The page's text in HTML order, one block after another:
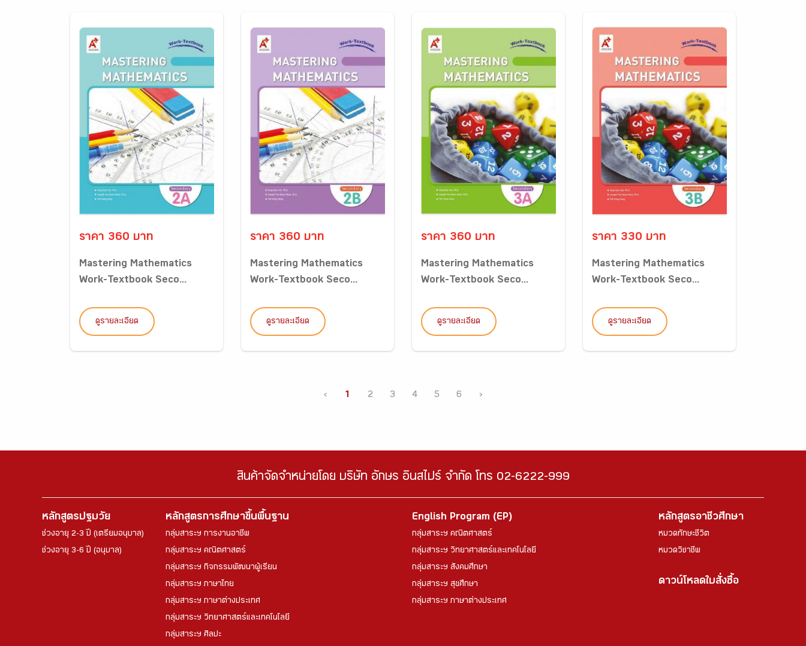
ราคา 360 บาท
Mastering Mathematics
Work-Textbook Seco...
ดูรายละเอียด
ราคา 360 บาท
Mastering Mathematics
Work-Textbook Seco...
ดูรายละเอียด
ราคา 360 บาท
Mastering Mathematics
Work-Textbook Seco...
ดูรายละเอียด
ราคา 330 บาท
Mastering Mathematics
Work-Textbook Seco...
ดูรายละเอียด
‹ 1 2 3 4 5 6 ›
สินค้าจัดจำหน่ายโดย บริษัท อักษร อินสไปร์ จำกัด โทร 02-6222-999
หลักสูตรปฐมวัย
ช่วงอายุ 2-3 ปี (เตรียมอนุบาล)
ช่วงอายุ 3-6 ปี (อนุบาล)
หลักสูตรการศึกษาขึ้นพื้นฐาน
กลุ่มสาระฯ การงานอาชีพ
กลุ่มสาระฯ คณิตศาสตร์
กลุ่มสาระฯ กิจกรรมพัฒนาผู้เรียน
กลุ่มสาระฯ ภาษาไทย
กลุ่มสาระฯ ภาษาต่างประเทศ
กลุ่มสาระฯ วิทยาศาสตร์และเทคโนโลยี
กลุ่มสาระฯ ศิลปะ
English Program (EP)
กลุ่มสาระฯ คณิตศาสตร์
กลุ่มสาระฯ วิทยาศาสตร์และเทคโนโลยี
กลุ่มสาระฯ สังคมศึกษา
กลุ่มสาระฯ สุขศึกษา
กลุ่มสาระฯ ภาษาต่างประเทศ
หลักสูตรอาชีวศึกษา
หมวดทักษะชีวิต
หมวดวิชาชีพ
ดาวน์โหลดใบสั่งซื้อ